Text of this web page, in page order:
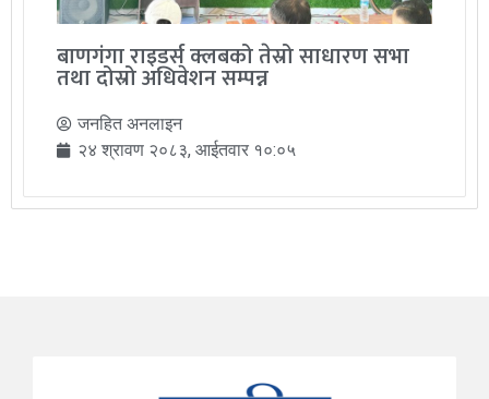
बाणगंगा राइडर्स क्लबको तेस्रो साधारण सभा
तथा दोस्रो अधिवेशन सम्पन्न
जनहित अनलाइन
२४ श्रावण २०८३, आईतवार १०:०५